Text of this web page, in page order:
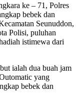
ke – 71, Polres
bebek dan
Seunuddon,
Polisi, puluhan
istimewa dari
ialah dua buah jam
yang
bebek dan